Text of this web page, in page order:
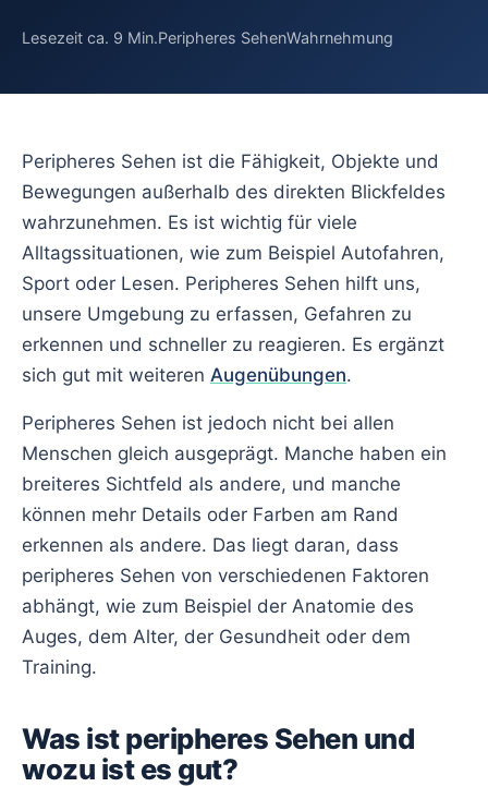
Rasterbrille
Peripheres
Lesezeit ca. 9 Min.Peripheres SehenWahrnehmung
Peripheres Sehen ist die Fähigkeit, Objekte und
Bewegungen außerhalb des direkten Blickfeldes
wahrzunehmen. Es ist wichtig für viele
Alltagssituationen, wie zum Beispiel Autofahren,
Sport oder Lesen. Peripheres Sehen hilft uns,
unsere Umgebung zu erfassen, Gefahren zu
erkennen und schneller zu reagieren. Es ergänzt
sich gut mit weiteren Augenübungen.
Peripheres Sehen ist jedoch nicht bei allen
Menschen gleich ausgeprägt. Manche haben ein
breiteres Sichtfeld als andere, und manche
können mehr Details oder Farben am Rand
erkennen als andere. Das liegt daran, dass
peripheres Sehen von verschiedenen Faktoren
abhängt, wie zum Beispiel der Anatomie des
Auges, dem Alter, der Gesundheit oder dem
Training.
Was ist peripheres Sehen und
wozu ist es gut?